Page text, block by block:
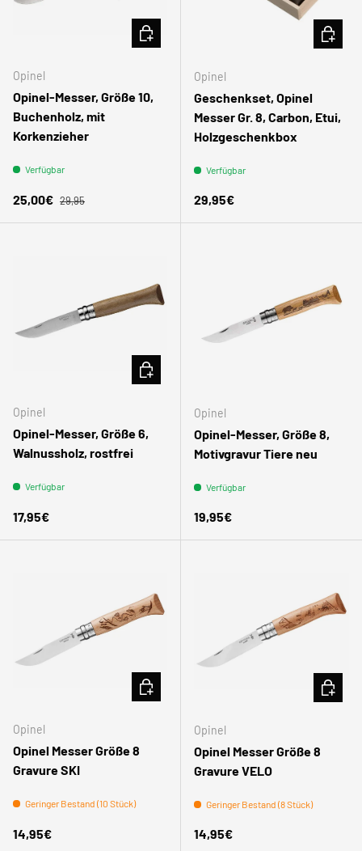
Opinel
Opinel-Messer, Größe 10,
Buchenholz, mit
Korkenzieher
Verfügbar
Verkaufspreis
25,00€ Normaler Preis
29,95
IN DEN WARENKORB
Opinel
Geschenkset, Opinel
Messer Gr. 8, Carbon, Etui,
Holzgeschenkbox
Verfügbar
Normaler Preis
29,95€
IN DEN
Opinel
Opinel-Messer, Größe 6,
Walnussholz, rostfrei
Verfügbar
Normaler Preis
17,95€
IN DEN WARENKORB
Opinel
Opinel-Messer, Größe 8,
Motivgravur Tiere neu
Verfügbar
Normaler Preis
19,95€
Opinel
Opinel Messer Größe 8
Gravure SKI
Geringer Bestand (10 Stück)
Normaler Preis
14,95€
IN DEN WARENKORB
Opinel
Opinel Messer Größe 8
Gravure VELO
Geringer Bestand (8 Stück)
Normaler Preis
14,95€
IN DEN